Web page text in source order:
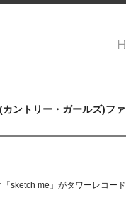
ントリー・ガールズ)
sketch me」がタワーレコー